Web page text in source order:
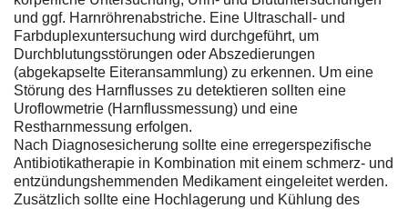
und ggf. Harnröhrenabstriche. Eine Ultraschall- und
Farbduplexuntersuchung wird durchgeführt, um
Durchblutungsstörungen oder Abszedierungen
(abgekapselte Eiteransammlung) zu erkennen. Um eine
Störung des Harnflusses zu detektieren sollten eine
Uroflowmetrie (Harnflussmessung) und eine
Restharnmessung erfolgen.
Nach Diagnosesicherung sollte eine erregerspezifische
Antibiotikatherapie in Kombination mit einem schmerz- und
entzündungshemmenden Medikament eingeleitet werden.
Zusätzlich sollte eine Hochlagerung und Kühlung des